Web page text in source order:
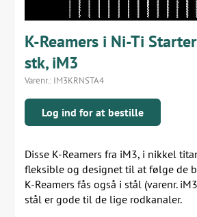
K-Reamers i Ni-Ti
stk, iM3
Varenr.: IM3KRNSTA4
Log ind for at bestille
Disse K-Reamers fra iM3, i nikkel
fleksible og designet til at følge de
K-Reamers fås også i stål (varenr.
stål er gode til de lige rodkanaler.